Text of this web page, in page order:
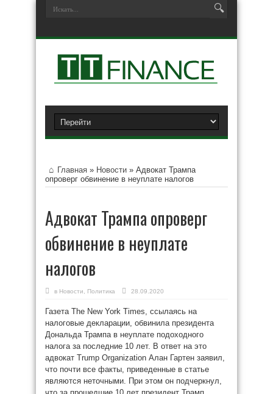
Главная » Новости » Адвокат Трампа
опроверг обвинение в неуплате налогов
Адвокат Трампа опроверг
обвинение в неуплате
налогов
в Новости Политика 28.09.2020
Газета The New York Times, ссылаясь на
налоговые декларации, обвинила президента
Дональда Трампа в неуплате подоходного
налога за последние 10 лет. В ответ на это
адвокат Trump Organization Алан Гартен заявил,
что почти все факты, приведенные в статье
являются неточными. При этом он подчеркнул,